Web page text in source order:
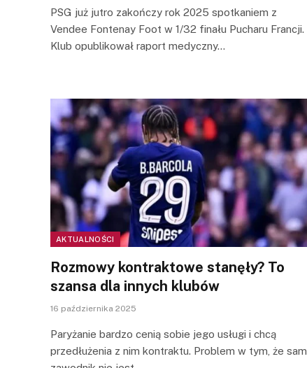
PSG już jutro zakończy rok 2025 spotkaniem z
Vendee Fontenay Foot w 1/32 finału Pucharu Francji.
Klub opublikował raport medyczny…
AKTUALNOŚCI
Rozmowy kontraktowe stanęły? To
szansa dla innych klubów
16 października 2025
Paryżanie bardzo cenią sobie jego usługi i chcą
przedłużenia z nim kontraktu. Problem w tym, że sam